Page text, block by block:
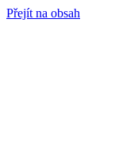
Přejít na obsah